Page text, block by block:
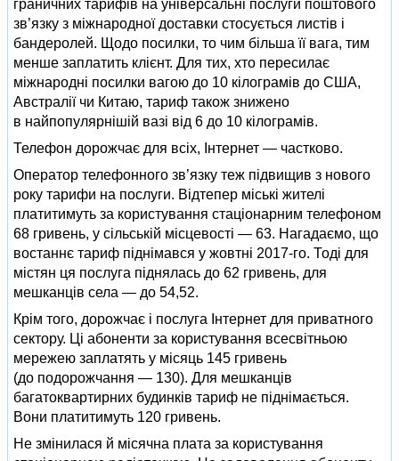
граничних тарифів на універсальні послуги поштового
зв’язку з міжнародної доставки стосується листів і
бандеролей. Щодо посилки, то чим більша її вага, тим
менше заплатить клієнт. Для тих, хто пересилає
міжнародні посилки вагою до 10 кілограмів до США,
Австралії чи Китаю, тариф також знижено
в найпопулярнішій вазі від 6 до 10 кілограмів.
Телефон дорожчає для всіх, Інтернет — частково.
Оператор телефонного зв’язку теж підвищив з нового
року тарифи на послуги. Відтепер міські жителі
платитимуть за користування стаціонарним телефоном
68 гривень, у сільській місцевості — 63. Нагадаємо, що
востаннє тариф піднімався у жовтні 2017‑го. Тоді для
містян ця послуга піднялась до 62 гривень, для
мешканців села — до 54,52.
Крім того, дорожчає і послуга Інтернет для приватного
сектору. Ці абоненти за користування всесвітньою
мережею заплатять у місяць 145 гривень
(до подорожчання — 130). Для мешканців
багатоквартирних будинків тариф не піднімається.
Вони платитимуть 120 гривень.
Не змінилася й місячна плата за користування